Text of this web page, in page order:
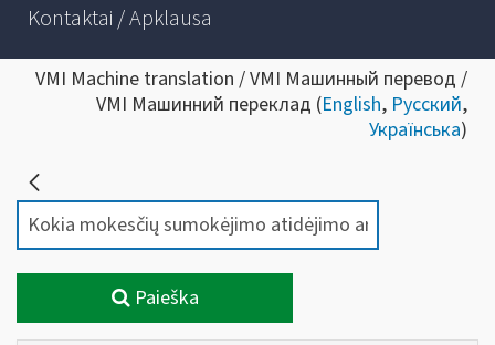
Kontaktai / Apklausa
VMI Machine translation / VMI Машинный перевод /
VMI Машинний переклад (English, Русский,
Українська)
Paieška